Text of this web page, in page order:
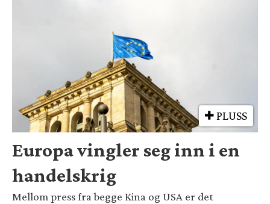
PLUSS
Europa vingler seg inn i en
handelskrig
Mellom press fra begge Kina og USA er det